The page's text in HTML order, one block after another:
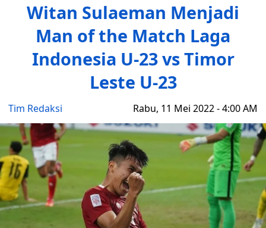
Witan Sulaeman Menjadi
Man of the Match Laga
Indonesia U-23 vs Timor
Leste U-23
Tim Redaksi Rabu, 11 Mei 2022 - 4:00 AM